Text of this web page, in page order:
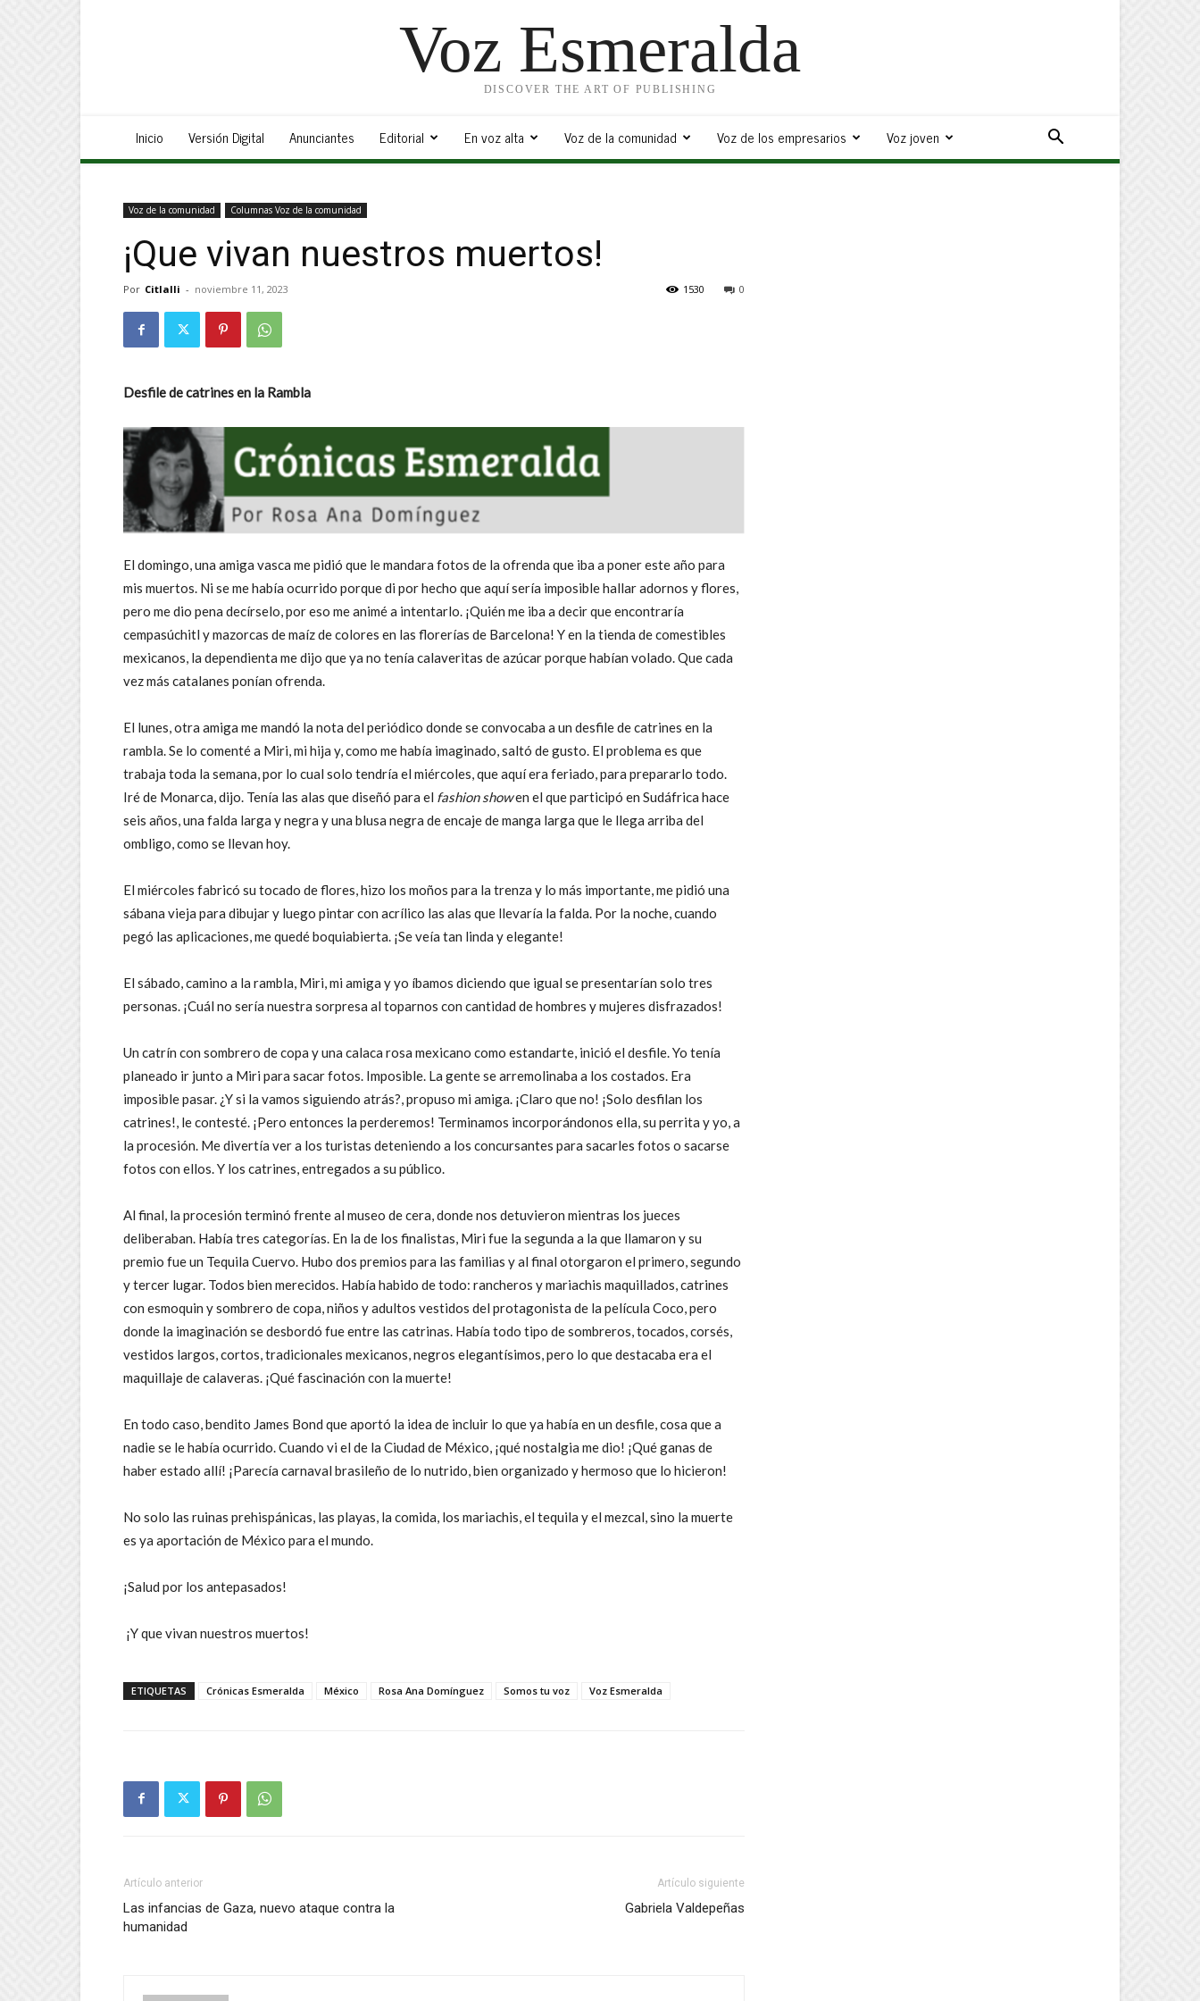
Voz Esmeralda
DISCOVER THE ART OF PUBLISHING
Inicio Versión Digital Anunciantes Editorial En voz alta Voz de la comunidad Voz de los empresarios Voz joven
Voz de la comunidad Columnas Voz de la comunidad
¡Que vivan nuestros muertos!
Por Citlalli - noviembre 11, 2023 0
1530
Desfile de catrines en la Rambla
El domingo, una amiga vasca me pidió que le mandara fotos de la ofrenda que iba a poner este año para
mis muertos. Ni se me había ocurrido porque di por hecho que aquí sería imposible hallar adornos y flores,
pero me dio pena decírselo, por eso me animé a intentarlo. ¡Quién me iba a decir que encontraría
cempasúchitl y mazorcas de maíz de colores en las florerías de Barcelona! Y en la tienda de comestibles
mexicanos, la dependienta me dijo que ya no tenía calaveritas de azúcar porque habían volado. Que cada
vez más catalanes ponían ofrenda.
El lunes, otra amiga me mandó la nota del periódico donde se convocaba a un desfile de catrines en la
rambla. Se lo comenté a Miri, mi hija y, como me había imaginado, saltó de gusto. El problema es que
trabaja toda la semana, por lo cual solo tendría el miércoles, que aquí era feriado, para prepararlo todo.
Iré de Monarca, dijo. Tenía las alas que diseñó para el fashion showen el que participó en Sudáfrica hace
seis años, una falda larga y negra y una blusa negra de encaje de manga larga que le llega arriba del
ombligo, como se llevan hoy.
El miércoles fabricó su tocado de flores, hizo los moños para la trenza y lo más importante, me pidió una
sábana vieja para dibujar y luego pintar con acrílico las alas que llevaría la falda. Por la noche, cuando
pegó las aplicaciones, me quedé boquiabierta. ¡Se veía tan linda y elegante!
El sábado, camino a la rambla, Miri, mi amiga y yo íbamos diciendo que igual se presentarían solo tres
personas. ¡Cuál no sería nuestra sorpresa al toparnos con cantidad de hombres y mujeres disfrazados!
Un catrín con sombrero de copa y una calaca rosa mexicano como estandarte, inició el desfile. Yo tenía
planeado ir junto a Miri para sacar fotos. Imposible. La gente se arremolinaba a los costados. Era
imposible pasar. ¿Y si la vamos siguiendo atrás?, propuso mi amiga. ¡Claro que no! ¡Solo desfilan los
catrines!, le contesté. ¡Pero entonces la perderemos! Terminamos incorporándonos ella, su perrita y yo, a
la procesión. Me divertía ver a los turistas deteniendo a los concursantes para sacarles fotos o sacarse
fotos con ellos. Y los catrines, entregados a su público.
Al final, la procesión terminó frente al museo de cera, donde nos detuvieron mientras los jueces
deliberaban. Había tres categorías. En la de los finalistas, Miri fue la segunda a la que llamaron y su
premio fue un Tequila Cuervo. Hubo dos premios para las familias y al final otorgaron el primero, segundo
y tercer lugar. Todos bien merecidos. Había habido de todo: rancheros y mariachis maquillados, catrines
con esmoquin y sombrero de copa, niños y adultos vestidos del protagonista de la película Coco, pero
donde la imaginación se desbordó fue entre las catrinas. Había todo tipo de sombreros, tocados, corsés,
vestidos largos, cortos, tradicionales mexicanos, negros elegantísimos, pero lo que destacaba era el
maquillaje de calaveras. ¡Qué fascinación con la muerte!
En todo caso, bendito James Bond que aportó la idea de incluir lo que ya había en un desfile, cosa que a
nadie se le había ocurrido. Cuando vi el de la Ciudad de México, ¡qué nostalgia me dio! ¡Qué ganas de
haber estado allí! ¡Parecía carnaval brasileño de lo nutrido, bien organizado y hermoso que lo hicieron!
No solo las ruinas prehispánicas, las playas, la comida, los mariachis, el tequila y el mezcal, sino la muerte
es ya aportación de México para el mundo.
¡Salud por los antepasados!
¡Y que vivan nuestros muertos!
ETIQUETAS Crónicas Esmeralda México Rosa Ana Domínguez Somos tu voz Voz Esmeralda
Artículo anterior
Las infancias de Gaza, nuevo ataque contra la
humanidad
Artículo siguiente
Gabriela Valdepeñas